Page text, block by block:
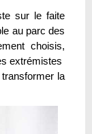
sur le faite
au parc des
choisis,
extrémistes
la